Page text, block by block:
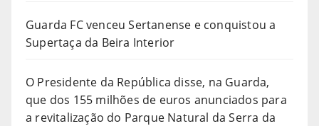
Guarda FC venceu Sertanense e conquistou a
Supertaça da Beira Interior
O Presidente da República disse, na Guarda,
que dos 155 milhões de euros anunciados para
a revitalização do Parque Natural da Serra da